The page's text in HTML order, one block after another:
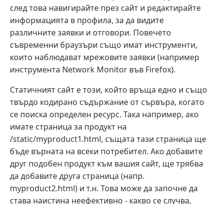
след това навигирайте през сайт и редактирайте
информацията в профила, за да видите
различните заявки и отговори. Повечето
съвременни браузъри също имат инструменти,
които наблюдават мрежовите заявки (например
инструмента Network Monitor във Firefox).
Статичният сайт е този, който връща едно и също
твърдо кодирано съдържание от сървъра, когато
се поиска определен ресурс. Така например, ако
имате страница за продукт на
/static/myproduct1.html, същата тази страница ще
бъде върната на всеки потребител. Ако добавите
друг подобен продукт към вашия сайт, ще трябва
да добавите друга страница (напр.
myproduct2.html) и т.н. Това може да започне да
става наистина неефективно - какво се случва,